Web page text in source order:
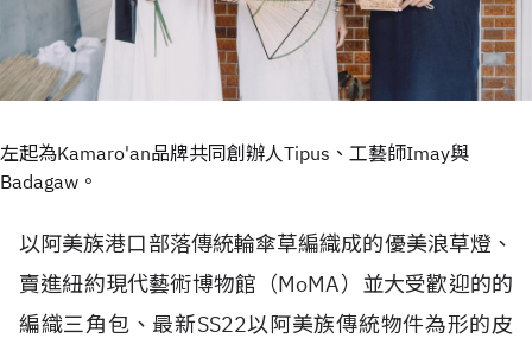
左起為Kamaro'an品牌共同創辦人Tipus、工藝師Imay與
Badagaw。
以阿美族港口部落傳統輪傘草編織成的優美浪草燈、
賣進紐約現代藝術博物館（MoMA）並大受歡迎的的
編織三角包、最新SS22以阿美族傳統物件為形的皮